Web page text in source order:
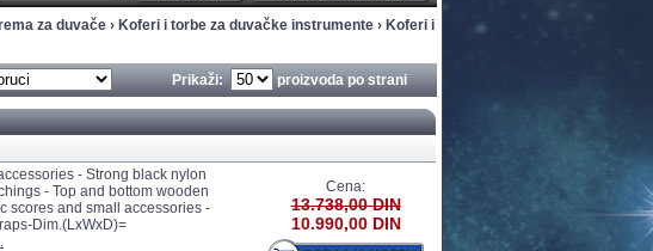
za duvače › Koferi i torbe za duvačke instrumente › Koferi i
Prikaži: proizvoda po strani
- Strong black nylon
- Top and bottom wooden
scores and small accessories -
Dim.(LxWxD)=
Cena:
13.738,00 DIN
10.990,00 DIN